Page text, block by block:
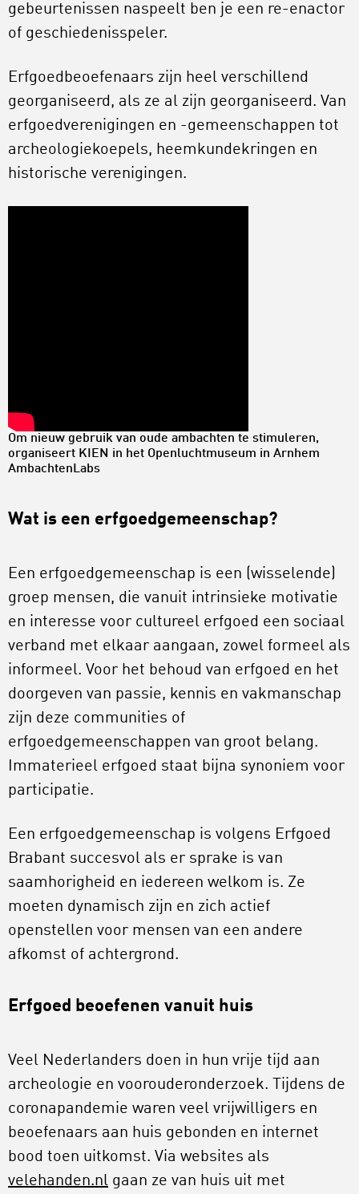
gebeurtenissen naspeelt ben je een re-enactor
of geschiedenisspeler.
Erfgoedbeoefenaars zijn heel verschillend
georganiseerd, als ze al zijn georganiseerd. Van
erfgoedverenigingen en -gemeenschappen tot
archeologiekoepels, heemkundekringen en
historische verenigingen.
Om nieuw gebruik van oude ambachten te stimuleren,
organiseert KIEN in het Openluchtmuseum in Arnhem
AmbachtenLabs
Wat is een erfgoedgemeenschap?
Een erfgoedgemeenschap is een (wisselende)
groep mensen, die vanuit intrinsieke motivatie
en interesse voor cultureel erfgoed een sociaal
verband met elkaar aangaan, zowel formeel als
informeel. Voor het behoud van erfgoed en het
doorgeven van passie, kennis en vakmanschap
zijn deze communities of
erfgoedgemeenschappen van groot belang.
Immaterieel erfgoed staat bijna synoniem voor
participatie.
Een erfgoedgemeenschap is volgens Erfgoed
Brabant succesvol als er sprake is van
saamhorigheid en iedereen welkom is. Ze
moeten dynamisch zijn en zich actief
openstellen voor mensen van een andere
afkomst of achtergrond.
Erfgoed beoefenen vanuit huis
Veel Nederlanders doen in hun vrije tijd aan
archeologie en voorouderonderzoek. Tijdens de
coronapandemie waren veel vrijwilligers en
beoefenaars aan huis gebonden en internet
bood toen uitkomst. Via websites als
velehanden.nl gaan ze van huis uit met